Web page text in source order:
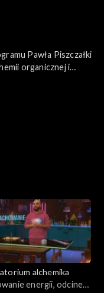
Pawła Piszczałki
organicznej i
węglowodorem.
alchemika
energii, odcinek